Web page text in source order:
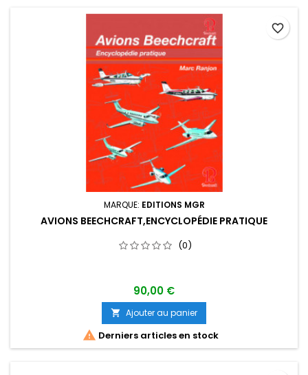
MARQUE: EDITIONS MGR
AVIONS BEECHCRAFT,ENCYCLOPÉDIE PRATIQUE
(0)
90,00 €
 Ajouter au panier
 Derniers articles en stock
favorite_border